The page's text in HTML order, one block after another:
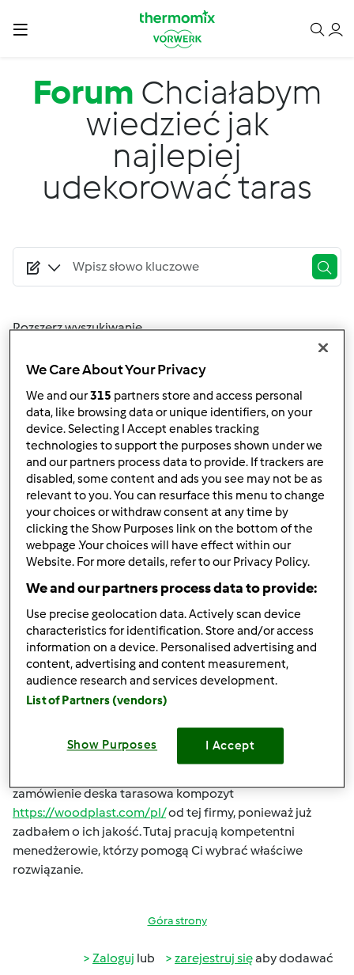
Forum Chciałabym
wiedzieć jak
najlepiej
udekorować taras
Rozszerz wyszukiwanie
Sortuj po:
Najnowsze wyniki
Wyników na stronę:
10
2 | Ostatni wpis
Szybka odpowiedź
AdamFors Dołączył : 05.08.2022
Uważam, że najlepszą ozdobą tarasu jest wybór wysokiej
jakości podłogi, która wytrzyma każdą pogodę i nie
zamówieniedeska tarasowa kompozyt
https://woodplast.com/pl/od tej firmy, ponieważ już
zadbałem o ich jakość. Tutaj pracują kompetentni
menedżerowie, którzy pomogą Ci wybrać właściwe
rozwiązanie.
Góra strony
Zaloguj lub zarejestruj sięaby dodawać
We Care About Your Privacy
We and our315 partners store and access personal
data, like browsing data or unique identifiers, on your
device. Selecting I Accept enables tracking
technologies to support the purposes shown under we
and our partners process data to provide. If trackers are
disabled, some content and ads you see may not be as
relevant to you. You can resurface this menu to change
your choices or withdraw consent at any time by
clicking the Show Purposes link on the bottom of the
webpage .Your choices will have effect within our
Website. For more details, refer to our Privacy Policy.
We and our partners process data to provide:
Use precise geolocation data. Actively scan device
characteristics for identification. Store and/or access
information on a device. Personalised advertising and
content, advertising and content measurement,
audience research and services development.
List of Partners (vendors)
Show Purposes I Accept